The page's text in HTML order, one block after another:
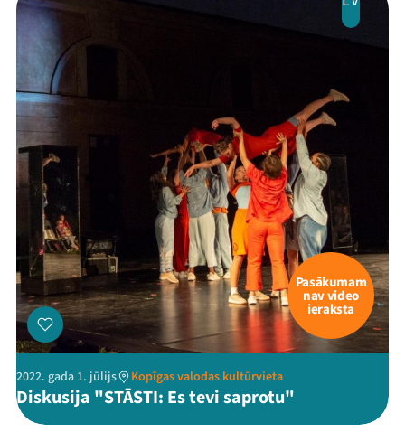
ThreadsFacebookYoutube
X Instagram
Flick TikTok
Pasākumam
nav video
ieraksta
2022. gada 1. jūlijs Kopīgas valodas kultūrvieta
Diskusija "STĀSTI: Es tevi saprotu"